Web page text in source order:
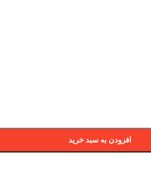
افزودن به سبد خرید